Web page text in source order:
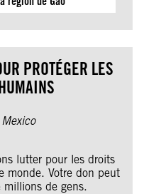
PROTÉGER LES
lutter pour les droits
monde. Votre don peut
millions de gens.